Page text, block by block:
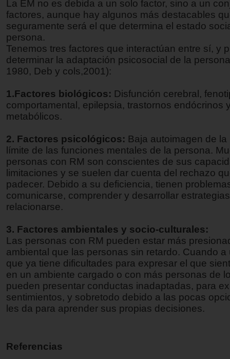
La EM no es debida a un solo factor, sino a un
factores, aunque hay algunos más destacables
seguramente será el que determina el estado
persona.
Tenemos tres factores que interactúan entre sí, y
determinar la adaptación psicosocial de la
1980, Deb y cols,2001):
1.Factores biológicos: Disfunción cerebral,
comportamental, epilepsia, trastornos endócrinos
metabólicos.
2. Factores psicológicos: Baja autoimagen de
límite de las funciones mentales de la persona.
personas con RM son conscientes de sus
limitaciones y se suelen dar cuenta del rechazo
padecer. Debido a su deficiencia, tienen
comunicarse, comprender y desarrollar
relacionarse.
3. Factores ambientales y socio-culturales:
Las personas con RM pueden estar más
ambiental que las personas sin retardo. Cuando a
que ya tiene dificultades para expresar el que
en un ambiente cargado o con más personas de
pueden presentar conductas inadaptadas, para
sentimientos, y sobretodo debido a las pocas
les da para aprender sus propias decisiones.
Referencias